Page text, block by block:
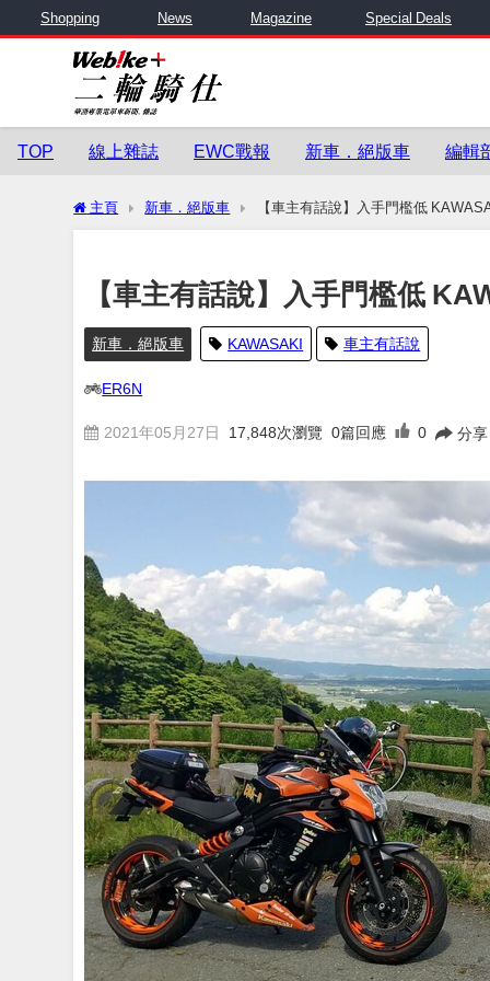
Shopping News Magazine Special Deals
TOP 線上雜誌 EWC戰報 新車．絕版車 編輯
主頁 新車．絕版車 【車主有話說】入手門檻低
【車主有話說】入手門檻低
新車．絕版車 KAWASAKI 車主有話說
ER6N
2021年05月27日 17,848次瀏覽 0篇回應 0 分享